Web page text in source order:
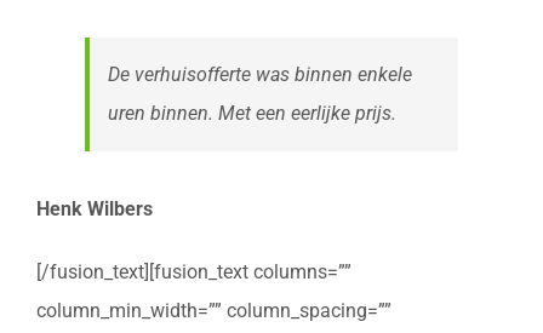
De verhuisofferte was binnen enkele
uren binnen. Met een eerlijke prijs.
Henk Wilbers
[/fusion_text][fusion_text columns=””
column_min_width=”” column_spacing=””